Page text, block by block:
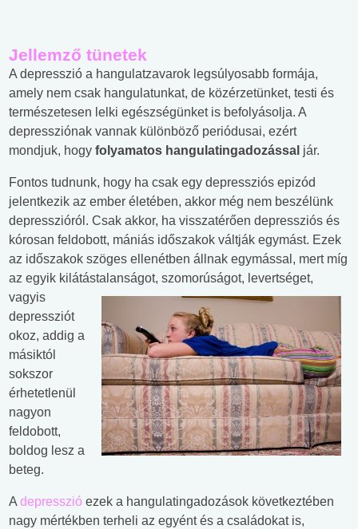
Jellemző tünetek
A depresszió a hangulatzavarok legsúlyosabb formája,
amely nem csak hangulatunkat, de közérzetünket, testi és
természetesen lelki egészségünket is befolyásolja. A
depressziónak vannak különböző periódusai, ezért
mondjuk, hogy folyamatos hangulatingadozással jár.
Fontos tudnunk, hogy ha csak egy depressziós epizód
jelentkezik az ember életében, akkor még nem beszélünk
depresszióról. Csak akkor, ha visszatérően depressziós és
kórosan feldobott, mániás időszakok váltják egymást. Ezek
az időszakok szöges ellenétben állnak egymással, mert míg
az egyik kilátástalanságot, szomorúságot, levertséget,
vagyis
depressziót
okoz, addig a
másiktól
sokszor
érhetetlenül
nagyon
feldobott,
boldog lesz a
beteg.
A depresszió ezek a hangulatingadozások következtében
nagy mértékben terheli az egyént és a családokat is,